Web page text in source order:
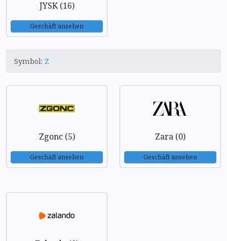
JYSK (16)
Geschäft ansehen
Symbol: Z
Zgonc (5)
Geschäft ansehen
Zara (0)
Geschäft ansehen